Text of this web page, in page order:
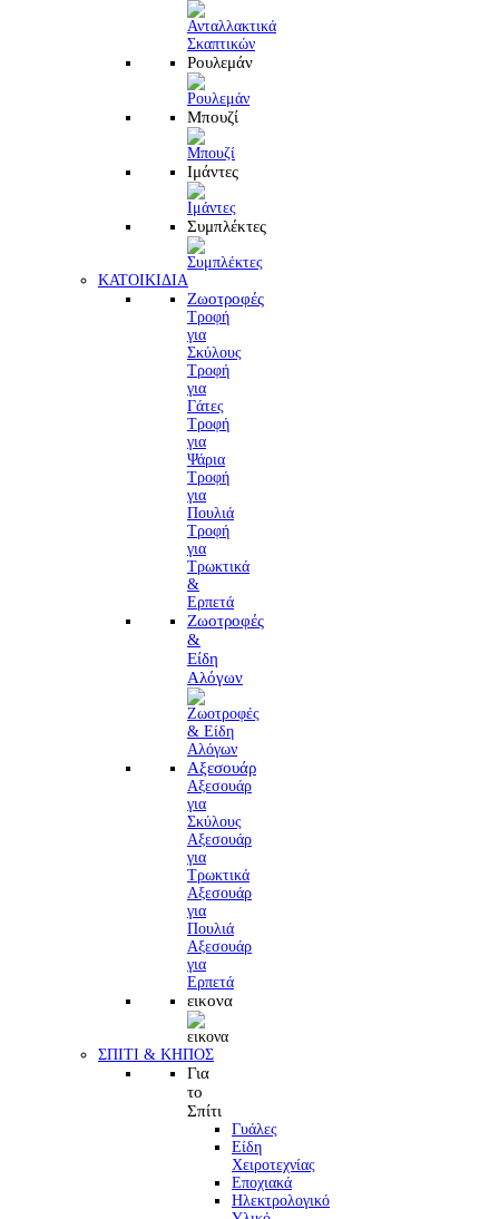
Ρουλεμάν
Μπουζί
Ιμάντες
Συμπλέκτες
ΚΑΤΟΙΚΙΔΙΑ
Ζωοτροφές
Τροφή
για
Σκύλους
Τροφή
για
Γάτες
Τροφή
για
Ψάρια
Τροφή
για
Πουλιά
Τροφή
για
Τρωκτικά
&
Ερπετά
Ζωοτροφές
&
Είδη
Αλόγων
Αξεσουάρ
Αξεσουάρ
για
Σκύλους
Αξεσουάρ
για
Τρωκτικά
Αξεσουάρ
για
Πουλιά
Αξεσουάρ
για
Ερπετά
εικονα
ΣΠΙΤΙ & ΚΗΠΟΣ
Για
το
Σπίτι
Γυάλες
Είδη
Χειροτεχνίας
Εποχιακά
Ηλεκτρολογικό